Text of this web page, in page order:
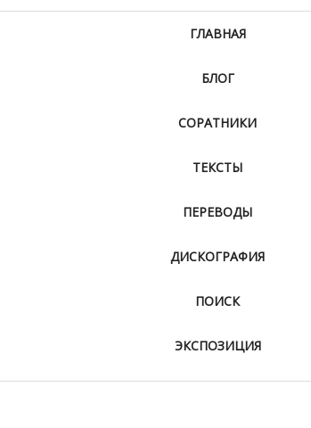
ГЛАВНАЯ
БЛОГ
СОРАТНИКИ
ТЕКСТЫ
ПЕРЕВОДЫ
ДИСКОГРАФИЯ
ПОИСК
ЭКСПОЗИЦИЯ